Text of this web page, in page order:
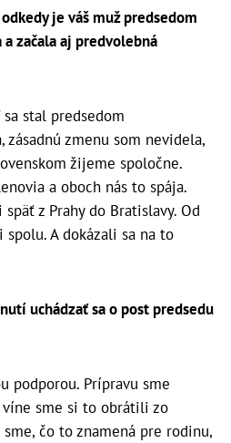
je váš muž predsedom
začala aj predvolebná
stal predsedom
zásadnú zmenu som nevidela,
žijeme spoločne.
a oboch nás to spája.
z Prahy do Bratislavy. Od
A dokázali sa na to
uchádzať sa o post predsedu
podporou. Prípravu sme
sme si to obrátili zo
čo to znamená pre rodinu,